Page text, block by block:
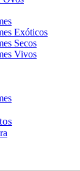
Exóticos
Secos
Vivos